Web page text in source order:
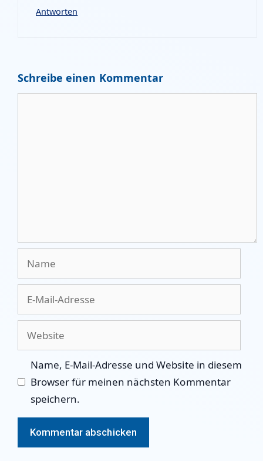
Antworten
Schreibe einen Kommentar
Name, E-Mail-Adresse und Website in diesem
Browser für meinen nächsten Kommentar
speichern.